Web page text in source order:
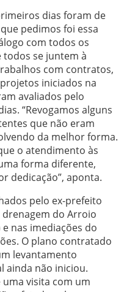
dias foram de
pedimos foi essa
com todos os
se juntem à
com contratos,
iniciados na
avaliados pelo
“Revogamos alguns
que não eram
da melhor forma.
o atendimento às
forma diferente,
dedicação”, aponta.
pelo ex-prefeito
drenagem do Arroio
nas imediações do
O plano contratado
levantamento
ainda não iniciou.
visita com um